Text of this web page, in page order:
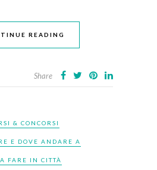
READING
Share
& CONCORSI
E DOVE ANDARE A
FARE IN CITTÀ